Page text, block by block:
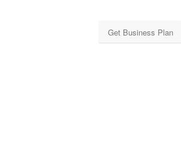
Get Business Plan